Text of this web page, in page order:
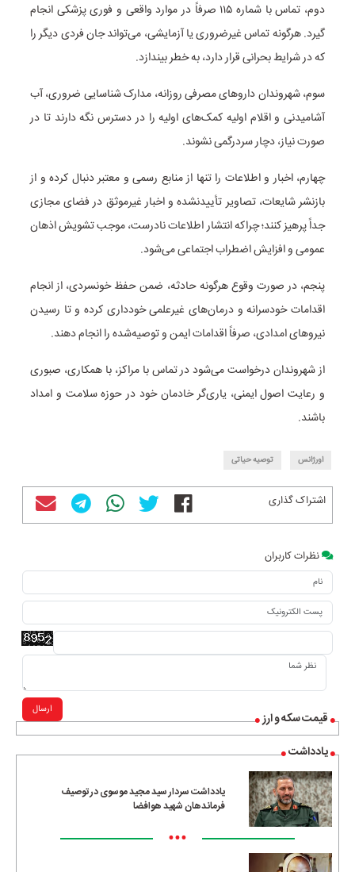
قیمت سکه و ارز
یادداشت
یادداشت سردار سید مجید موسوی در توصیف
فرماندهان شهید هوافضا
•••
دوم، تماس با شماره ۱۱۵ صرفاً در موارد واقعی و فوری پزشکی انجام
گیرد. هرگونه تماس غیرضروری یا آزمایشی، می‌تواند جان فردی دیگر را
که در شرایط بحرانی قرار دارد، به خطر بیندازد.
سوم، شهروندان داروهای مصرفی روزانه، مدارک شناسایی ضروری، آب
آشامیدنی و اقلام اولیه کمک‌های اولیه را در دسترس نگه دارند تا در
صورت نیاز، دچار سردرگمی نشوند.
چهارم، اخبار و اطلاعات را تنها از منابع رسمی و معتبر دنبال کرده و از
بازنشر شایعات، تصاویر تأییدنشده و اخبار غیرموثق در فضای مجازی
جداً پرهیز کنند؛ چراکه انتشار اطلاعات نادرست، موجب تشویش اذهان
عمومی و افزایش اضطراب اجتماعی می‌شود.
پنجم، در صورت وقوع هرگونه حادثه، ضمن حفظ خونسردی، از انجام
اقدامات خودسرانه و درمان‌های غیرعلمی خودداری کرده و تا رسیدن
نیروهای امدادی، صرفاً اقدامات ایمن و توصیه‌شده را انجام دهند.
از شهروندان درخواست می‌شود در تماس با مراکز، با همکاری، صبوری
و رعایت اصول ایمنی، یاری‌گر خادمان خود در حوزه سلامت و امداد
باشند.
اورژانس توصیه حیاتی
اشتراک گذاری
نظرات کاربران
ارسال